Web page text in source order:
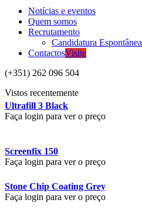
Notícias e eventos
Quem somos
Recrutamento
Candidatura Espontânea
ContactosVisite
(+351) 262 096 504
Vistos recentemente
Ultrafill 3 Black
Faça login para ver o preço
Screenfix 150
Faça login para ver o preço
Stone Chip Coating Grey
Faça login para ver o preço